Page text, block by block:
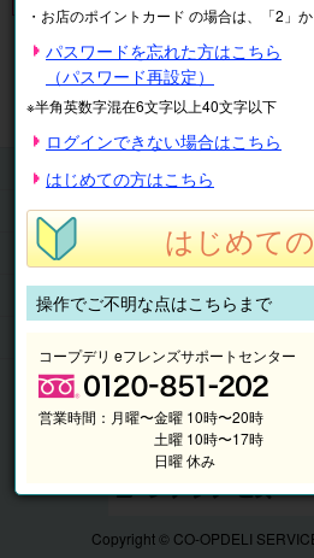
マイページ 注文履歴
抽選結果
請求内容
チケット
くらしのサービス
このサイトの使い方
マイページ
Copyright © CO-OPDELI
・お店のポイントカード の場合は、「2」
パスワードを忘れた方はこちら
（パスワード再設定）
※半角英数字混在6文字以上40文字以下
ログインできない場合はこちら
はじめての方はこちら
はじめて
操作でご不明な点はこちらまで
コープデリ eフレンズサポートセンター
営業時間： 月曜〜金曜 10時〜20時
土曜 10時〜17時
日曜 休み